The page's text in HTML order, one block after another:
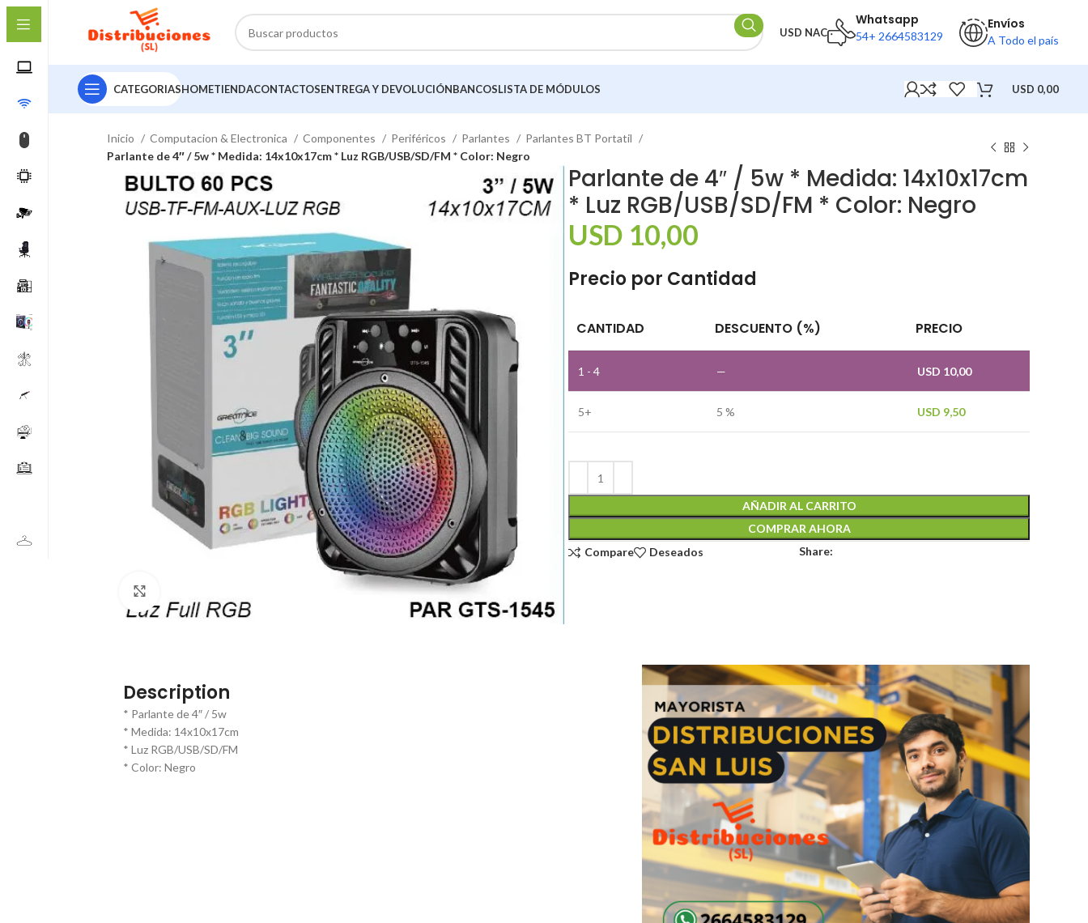
USD NAC
Whatsapp
54+ 2664583129
Envíos
A Todo el país
CATEGORIASHOMETIENDACONTACTOSENTREGA Y DEVOLUCIÓNBANCOSLISTA DE MÓDULOS USD 0,00
Inicio Computacion & Electronica Componentes Periféricos Parlantes
Parlantes BT Portatil
Parlante de 4″ / 5w * Medida: 14x10x17cm * Luz RGB/USB/SD/FM * Color: Negro
Parlante de 4″ / 5w * Medida: 14x10x17cm
* Luz RGB/USB/SD/FM * Color: Negro
USD 10,00
Precio por Cantidad
CANTIDAD DESCUENTO (%) PRECIO
1 - 4 — USD 10,00
5+ 5 % USD 9,50
AÑADIR AL CARRITO
COMPRAR AHORA
Compare
Deseados Share:
Description
* Parlante de 4″ / 5w
* Medida: 14x10x17cm
* Luz RGB/USB/SD/FM
* Color: Negro